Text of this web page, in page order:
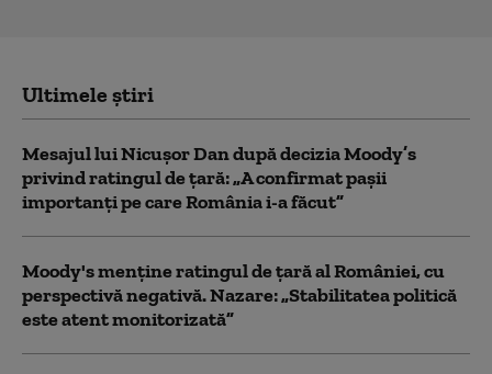
Ultimele știri
Mesajul lui Nicușor Dan după decizia Moody’s
privind ratingul de țară: „A confirmat pașii
importanți pe care România i-a făcut”
Moody's menține ratingul de țară al României, cu
perspectivă negativă. Nazare: „Stabilitatea politică
este atent monitorizată”